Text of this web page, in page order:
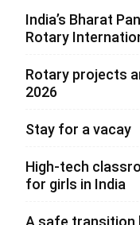
India’s Bharat
Rotary
Rotary projects
2026
Stay for a vacay
High-tech
for girls in India
A safe transition